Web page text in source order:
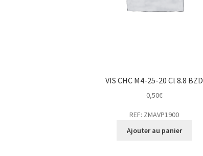
VIS CHC M4-25-20 Cl 8.8 BZD
0,50€
REF: ZMAVP1900
Ajouter au panier